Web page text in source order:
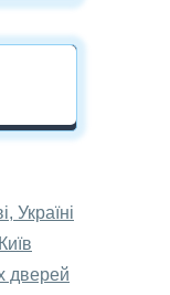
у нашому
Україні
дверей